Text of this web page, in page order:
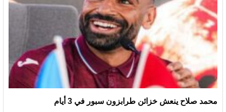
محمد صلاح ينعش خزائن طرابزون سبور في 3 أيام